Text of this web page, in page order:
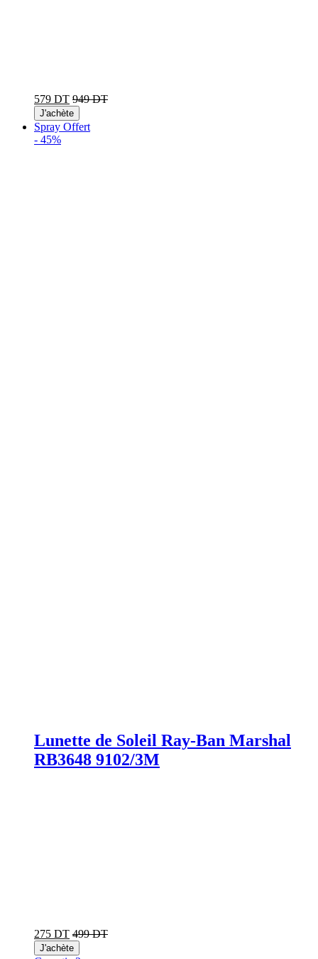
579 DT 949 DT
J'achète
Spray Offert
- 45%
Lunette de Soleil Ray-Ban Marshal
RB3648 9102/3M
275 DT 499 DT
J'achète